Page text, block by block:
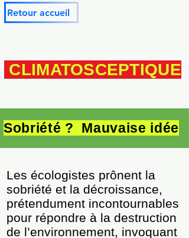
Retour accueil
CLIMATOSCEPTIQUE
Sobriété ? Mauvaise idée
Les écologistes prônent la
sobriété et la décroissance,
prétendument incontournables
pour répondre à la destruction
de l’environnement, invoquant